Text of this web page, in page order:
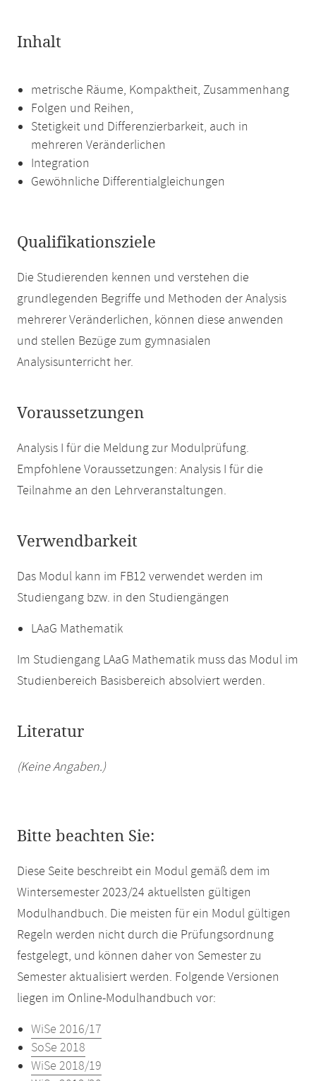
Inhalt
metrische Räume, Kompaktheit, Zusammenhang
Folgen und Reihen,
Stetigkeit und Differenzierbarkeit, auch in
mehreren Veränderlichen
Integration
Gewöhnliche Differentialgleichungen
Qualifikationsziele
Die Studierenden kennen und verstehen die
grundlegenden Begriffe und Methoden der Analysis
mehrerer Veränderlichen, können diese anwenden
und stellen Bezüge zum gymnasialen
Analysisunterricht her.
Voraussetzungen
Analysis I für die Meldung zur Modulprüfung.
Empfohlene Voraussetzungen: Analysis I für die
Teilnahme an den Lehrveranstaltungen.
Verwendbarkeit
Das Modul kann im FB12 verwendet werden im
Studiengang bzw. in den Studiengängen
LAaG Mathematik
Im Studiengang LAaG Mathematik muss das Modul im
Studienbereich Basisbereich absolviert werden.
Literatur
(Keine Angaben.)
Bitte beachten Sie:
Diese Seite beschreibt ein Modul gemäß dem im
Wintersemester 2023/24 aktuellsten gültigen
Modulhandbuch. Die meisten für ein Modul gültigen
Regeln werden nicht durch die Prüfungsordnung
festgelegt, und können daher von Semester zu
Semester aktualisiert werden. Folgende Versionen
liegen im Online-Modulhandbuch vor:
WiSe 2016/17
SoSe 2018
WiSe 2018/19